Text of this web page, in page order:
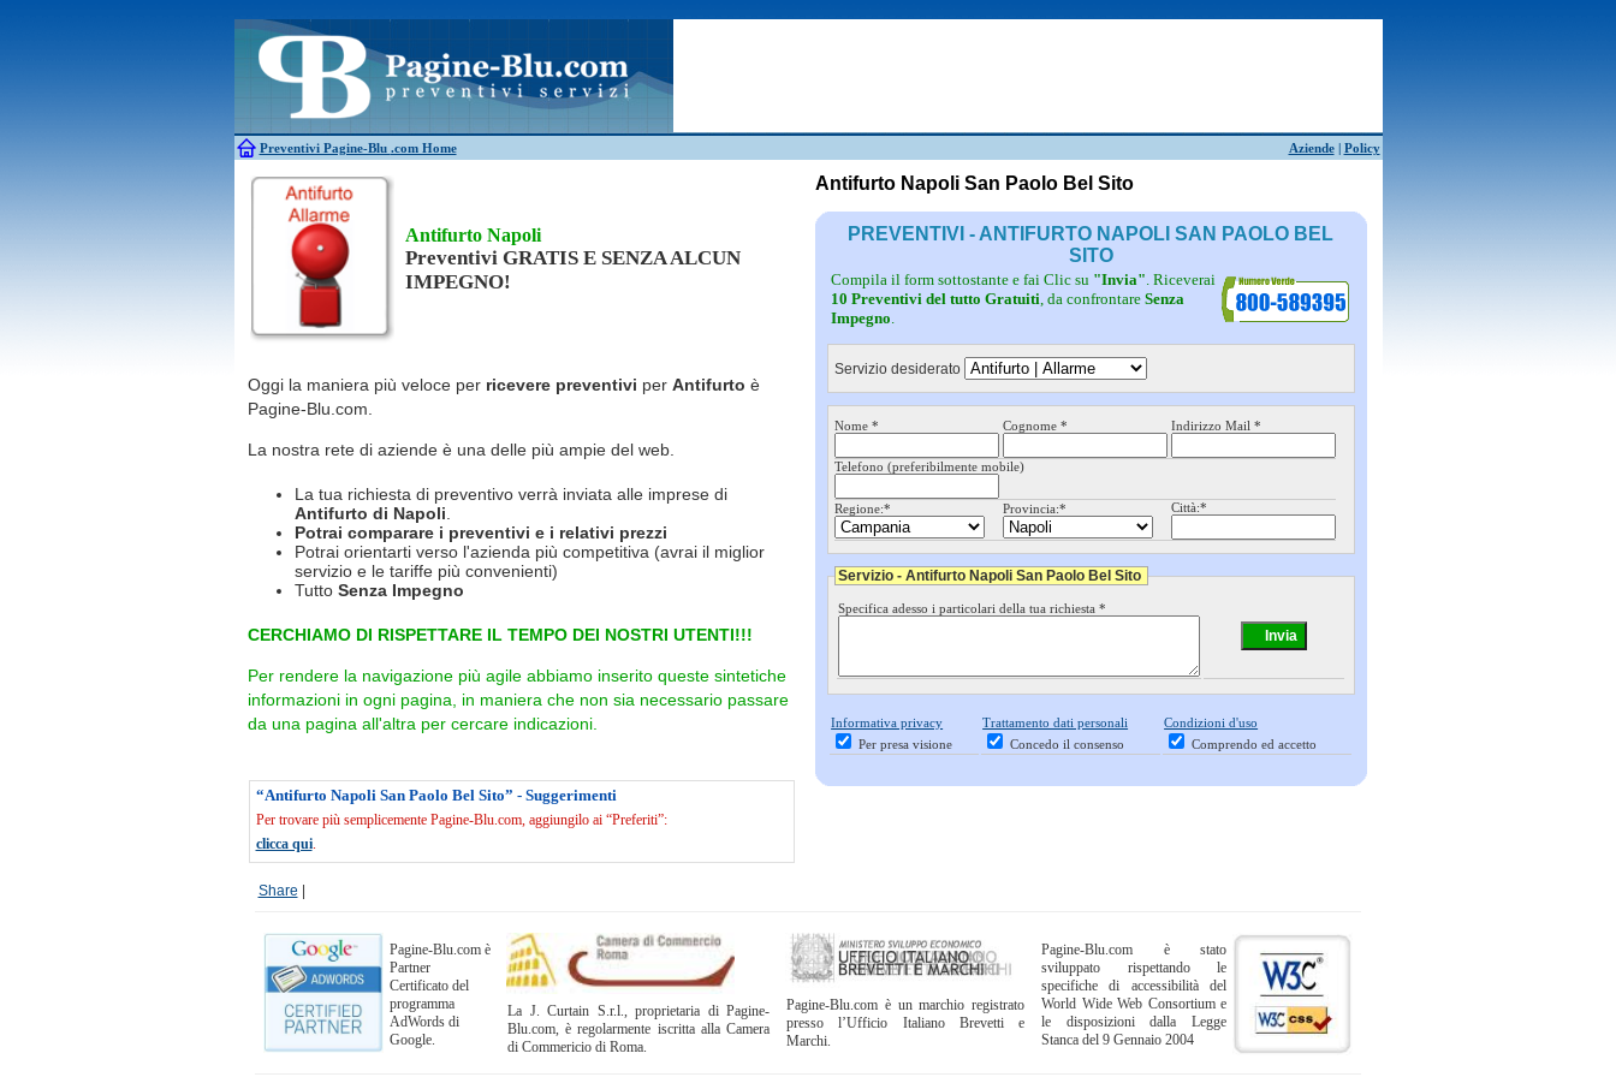
Preventivi Pagine-Blu .com Home Aziende| Policy
Antifurti
Allarme
Bagni chimici
Edilizia Giardinieri
Caldaie
Falegnami Idraulici
Canne fumarie
Parquet
Antifurto Napoli
Preventivi GRATIS E SENZA ALCUN
IMPEGNO!
Oggi la maniera più veloce per ricevere preventivi per Antifurto è
Pagine-Blu.com.
La nostra rete di aziende è una delle più ampie del web.
La tua richiesta di preventivo verrà inviata alle imprese di
Antifurto di Napoli
Potrai comparare i preventivi e i relativi prezzi
Potrai orientarti verso l'azienda più competitiva (avrai il miglior
servizio e le tariffe più convenienti)
Tutto Senza Impegno
CERCHIAMO DI RISPETTARE IL TEMPO DEI NOSTRI UTENTI!!!
Per rendere la navigazione più agile abbiamo inserito queste sintetiche
informazioni in ogni pagina, in maniera che non sia necessario passare
da una pagina all'altra per cercare indicazioni.
“Antifurto Napoli San Paolo Bel Sito” - Suggerimenti
Per trovare più semplicemente Pagine-Blu.com, aggiungilo ai “Preferiti”:
clicca qui.
Share
Antifurto Napoli San Paolo Bel Sito
PREVENTIVI - ANTIFURTO NAPOLI SAN PAOLO BEL
SITO
Compila il form sottostante e fai Clic su "Invia". Riceverai
10 Preventivi del tutto Gratuiti, da confrontareSenza
Impegno.
Servizio desiderato
Nome * Cognome * Indirizzo Mail *
Telefono (preferibilmente mobile)
Regione:* Provincia:* Città:*
Servizio - Antifurto Napoli San Paolo Bel Sito
Specifica adesso i particolari della tua richiesta *
Informativa privacy
Per presa visione
Trattamento dati personali
Concedo il consenso
Condizioni d'uso
Comprendo ed accetto
Pagine-Blu.com è
Partner
Certificato del
programma
AdWords di
Google.
La J. Curtain S.r.l., proprietaria di Pagine-
Blu.com, è regolarmente iscritta alla Camera
di Commericio di Roma.
Pagine-Blu.com è un marchio registrato
presso l’Ufficio Italiano Brevetti e
Marchi.
Pagine-Blu.com è stato
sviluppato rispettando le
specifiche di accessibilità del
World Wide Web Consortium e
le disposizioni dalla Legge
Stanca del 9 Gennaio 2004